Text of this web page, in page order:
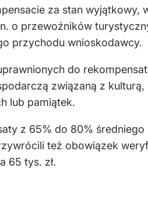
za stan wyjątkowy,
o przewoźników
przychodu wnioskodawcy.
do
związaną z
lub pamiątek.
z 65% do 80%
też obowiązek
65 tys. zł.